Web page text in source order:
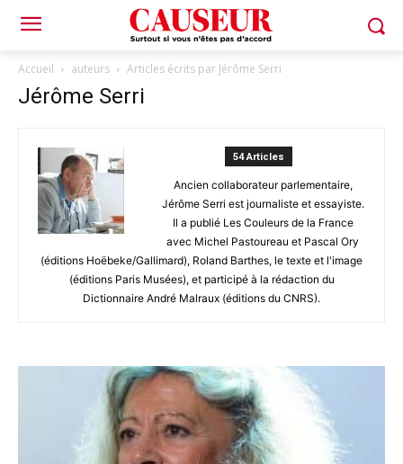
Accueil auteurs Articles écrits par Jérôme Serri
Jérôme Serri
54 Articles
Ancien collaborateur parlementaire,
Jérôme Serri est journaliste et essayiste.
Il a publié Les Couleurs de la France
avec Michel Pastoureau et Pascal Ory
(éditions Hoëbeke/Gallimard), Roland Barthes, le texte et l'image
(éditions Paris Musées), et participé à la rédaction du
Dictionnaire André Malraux (éditions du CNRS).